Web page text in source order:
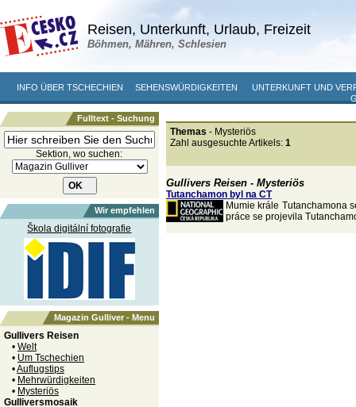
Reisen, Unterkunft, Urlaub, Freizeit
Böhmen, Mähren, Schlesien
INFO ÜBER TSCHECHIEN SEHENSWÜRDIGKEITEN
UNTERKUNFT UND
Fulltext - Suchung
Sektion, wo suchen:
Wir empfehlen
Škola digitální fotografie
Magazin Gulliver - Menu
Gullivers Reisen
• Welt
• Um Tschechien
•Auflugstips
• Mehrwürdigkeiten
• Mysteriös
Gulliversmosaik
Themas - Mysteriös
Zahl ausgesuchte Artikels: 1
Gullivers Reisen - Mysteriös
Tutanchamon byl na CT
Mumie krále Tutanchamona
práce se projevila